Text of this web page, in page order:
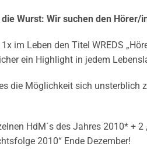
Wurst: Wir suchen den Hörer/
im Leben den Titel WREDS
ein Highlight in jedem
die Möglichkeit sich unsterblich
HdM´s des Jahres 2010* + 2
2010“ Ende Dezember!